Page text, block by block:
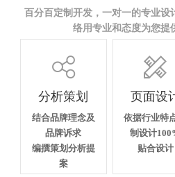
百分百定制开发，一对一的专业设
络用专业和态度为您提

分析策划
结合品牌理念及
品牌诉求
编撰策划分析提
案

页面设
依据行业特
制设计
贴合设计